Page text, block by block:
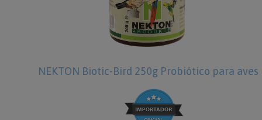
NEKTON Biotic-Bird 250g Probiótico para aves